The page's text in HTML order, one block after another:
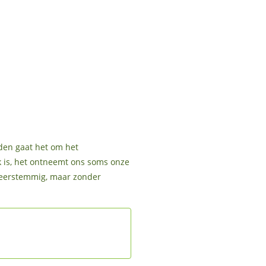
gaat het om het
het ontneemt ons soms onze
maar zonder